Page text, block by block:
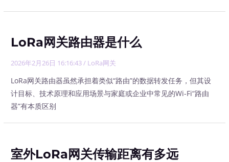
LoRa网关路由器是什么
2026年2月26日 16:16:43/ LoRa网关
LoRa网关路由器虽然承担着类似“路由”的数据转发任务，但其设
计目标、技术原理和应用场景与家庭或企业中常见的Wi-Fi“路由
器”有本质区别
室外LoRa网关传输距离有多远